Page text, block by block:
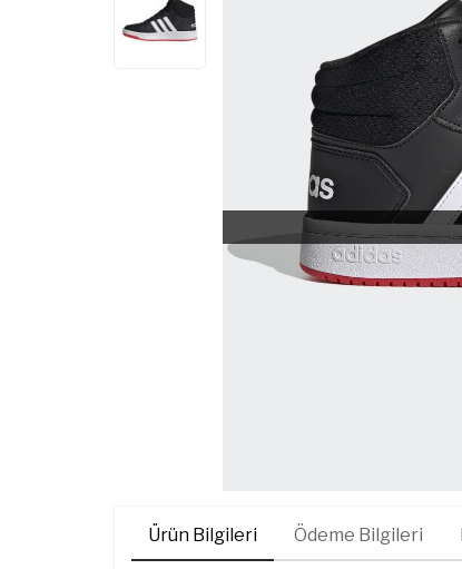
Ürün Bilgileri Ödeme Bilgileri